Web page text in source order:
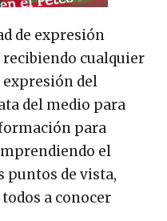
de expresión
cualquier
del
del medio para
para
el
puntos de vista,
a conocer